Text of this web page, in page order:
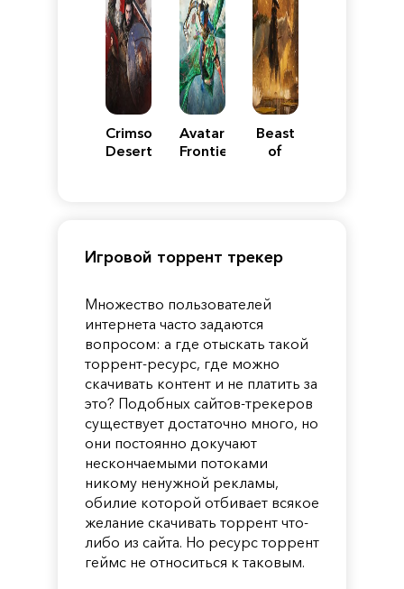
Crimson
Desert
Avatar:
Frontiers
Beast
of
Игровой торрент трекер
Множество пользователей
интернета часто задаются
вопросом: а где отыскать такой
торрент-ресурс, где можно
скачивать контент и не платить за
это? Подобных сайтов-трекеров
существует достаточно много, но
они постоянно докучают
нескончаемыми потоками
никому ненужной рекламы,
обилие которой отбивает всякое
желание скачивать торрент что-
либо из сайта. Но ресурс торрент
геймс не относиться к таковым.